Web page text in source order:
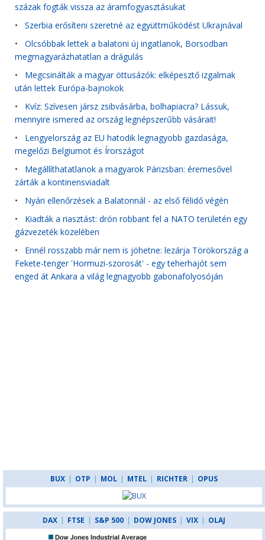
százak fogták vissza az áramfogyasztásukat
• Szerbia erősíteni szeretné az együttműködést Ukrajnával
• Olcsóbbak lettek a balatoni új ingatlanok, Borsodban
megmagyarázhatatlan a drágulás
• Megcsinálták a magyar öttusázók: elképesztő izgalmak
után lettek Európa-bajnokok
• Kvíz: Szívesen jársz zsibvásárba, bolhapiacra? Lássuk,
mennyire ismered az ország legnépszerűbb vásárait!
• Lengyelország az EU hatodik legnagyobb gazdasága,
megelőzi Belgiumot és Írországot
• Megállíthatatlanok a magyarok Párizsban: éremesővel
zárták a kontinensviadalt
• Nyári ellenőrzések a Balatonnál - az első félidő végén
• Kiadták a riasztást: drón robbant fel a NATO területén egy
gázvezeték közelében
• Ennél rosszabb már nem is jöhetne: lezárja Törökország a
Fekete-tenger 'Hormuzi-szorosát' - egy teherhajót sem
enged át Ankara a világ legnagyobb gabonafolyosóján
BUX | OTP | MOL | MTEL | RICHTER | OPUS
DAX | FTSE | S&P 500 | DOW JONES | VIX | OLAJ